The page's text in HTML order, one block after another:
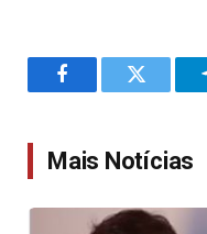
FacebookTwitter
Mais Notícias